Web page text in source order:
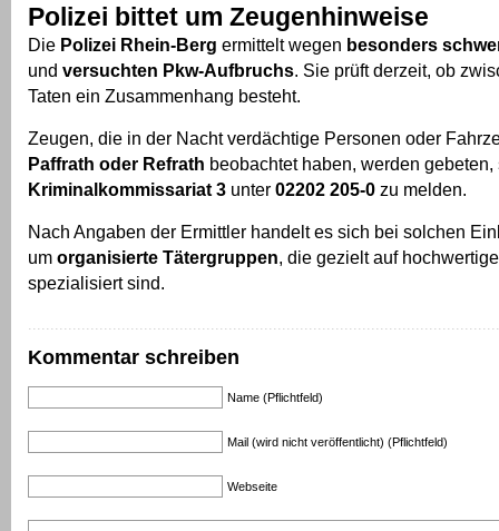
Polizei bittet um Zeugenhinweise
Die Polizei Rhein-Berg ermittelt wegen besonders
und versuchten Pkw-Aufbruchs . Sie prüft derzeit, ob
Taten ein Zusammenhang besteht.
Zeugen, die in der Nacht verdächtige Personen oder
Paffrath oder Refrath beobachtet haben, werden gebeten,
Kriminalkommissariat 3 unter 02202 205-0 zu melden.
Nach Angaben der Ermittler handelt es sich bei solchen
um organisierte Tätergruppen , die gezielt auf
spezialisiert sind.
Kommentar schreiben
Name (Pflichtfeld)
Mail (wird nicht veröffentlicht) (Pflichtfeld)
Webseite